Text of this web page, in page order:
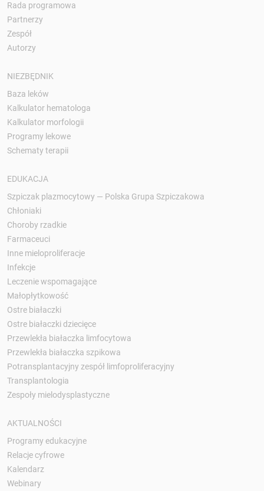
Rada programowa
Partnerzy
Zespół
Autorzy
NIEZBĘDNIK
Baza leków
Kalkulator hematologa
Kalkulator morfologii
Programy lekowe
Schematy terapii
EDUKACJA
Szpiczak plazmocytowy — Polska Grupa Szpiczakowa
Chłoniaki
Choroby rzadkie
Farmaceuci
Inne mieloproliferacje
Infekcje
Leczenie wspomagające
Małopłytkowość
Ostre białaczki
Ostre białaczki dziecięce
Przewlekła białaczka limfocytowa
Przewlekła białaczka szpikowa
Potransplantacyjny zespół limfoproliferacyjny
Transplantologia
Zespoły mielodysplastyczne
AKTUALNOŚCI
Programy edukacyjne
Relacje cyfrowe
Kalendarz
Webinary